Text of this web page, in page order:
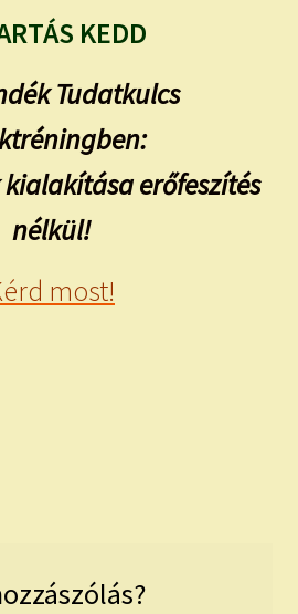
KEDD
Tudatkulcs
erőfeszítés
nélkül!
most!